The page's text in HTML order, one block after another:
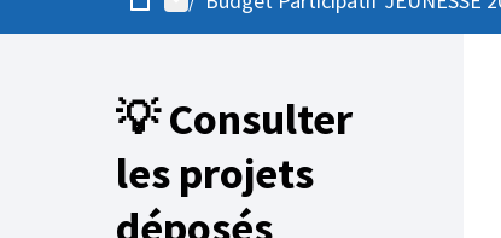
💡 Consulter
les projets